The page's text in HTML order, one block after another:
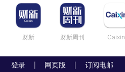
财新 财新周刊 Caixin
登录 网页版 订阅电邮